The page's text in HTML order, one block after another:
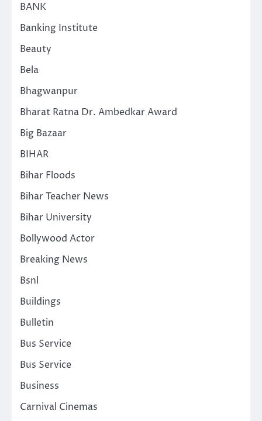
BANK
Banking Institute
Beauty
Bela
Bhagwanpur
Bharat Ratna Dr. Ambedkar Award
Big Bazaar
BIHAR
Bihar Floods
Bihar Teacher News
Bihar University
Bollywood Actor
Breaking News
Bsnl
Buildings
Bulletin
Bus Service
Bus Service
Business
Carnival Cinemas